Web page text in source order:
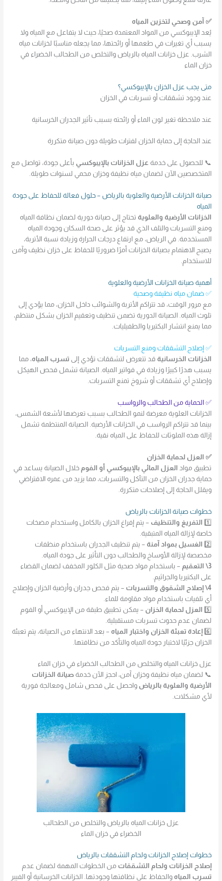
✅ آمن وصحي لتخزين المياه
يُعد الإيبوكسي من المواد المعتمدة صحيًا، حيث لا يتفاعل مع المياه ولا
يسبب أي تغيرات في طعمها أو رائحتها، مما يجعله مناسبًا لخزانات مياه
الشرب. عزل خزانات المياه بالرياض والتخلص من الطحالب الخضراء في
خزان الماء
متى يجب عزل الخزان بالإيبوكسي؟
عند وجود تشققات أو تسربات في الخزان
عند ملاحظة تغير لون الماء أو رائحته بسبب تأثير الجدران الخرسانية
عند الحاجة إلى حماية الخزان لفترات طويلة دون صيانة متكررة
📞 للحصول على خدمة عزل الخزانات بالإيبوكسي بأعلى جودة، تواصل مع
المتخصصين الآن لضمان مياه نظيفة وخزان محمي لسنوات طويلة.
صيانة الخزانات الأرضية والعلوية بالرياض – حلول فعالة للحفاظ على جودة
المياه
الخزانات الأرضية والعلوية تحتاج إلى صيانة دورية لضمان نظافة المياه
ومنع التسربات والتلف الذي قد يؤثر على صحة السكان وجودة المياه
المستخدمة. في الرياض، مع ارتفاع درجات الحرارة وزيادة نسبة الأتربة،
يصبح الاهتمام بصيانة الخزانات أمرًا ضروريًا للحفاظ على خزان نظيف وآمن
للاستخدام.
أهمية صيانة الخزانات الأرضية والعلوية
✅ ضمان مياه نظيفة وصحية
مع مرور الوقت، قد تتراكم الأتربة والشوائب داخل الخزان، مما يؤدي إلى
تلوث المياه. الصيانة الدورية تضمن تنظيف وتعقيم الخزان بشكل منتظم،
مما يمنع انتشار البكتيريا والطفيليات.
✅ إصلاح التشققات ومنع التسربات
الخزانات الخرسانية قد تتعرض لتشققات تؤدي إلى تسرب المياه، مما
يسبب هدرًا كبيرًا وزيادة في فواتير المياه. الصيانة تشمل فحص الهيكل
وإصلاح أي تشققات أو شروخ تمنع التسربات.
✅ الحماية من الطحالب والرواسب
الخزانات العلوية معرضة لنمو الطحالب بسبب تعرضها لأشعة الشمس،
بينما قد تتراكم الرواسب في الخزانات الأرضية. الصيانة المنتظمة تشمل
إزالة هذه الملوثات للحفاظ على المياه نقية.
✅ العزل لحماية الخزان
تطبيق مواد العزل المائي بالإيبوكسي أو الفوم خلال الصيانة يساعد في
حماية جدران الخزان من التآكل والتسربات، مما يزيد من عمره الافتراضي
ويقلل الحاجة إلى إصلاحات متكررة.
خطوات صيانة الخزانات بالرياض
1️⃣ التفريغ والتنظيف – يتم إفراغ الخزان بالكامل واستخدام مضخات
خاصة لإزالة المياه المتبقية.
2️⃣ الغسيل بمواد آمنة – يتم تنظيف الجدران باستخدام منظفات
مخصصة لإزالة الأوساخ والطحالب دون التأثير على جودة المياه.
3\ التعقيم
– باستخدام مواد صحية مثل الكلور المخفف لضمان القضاء
على البكتيريا والجراثيم.
4\ إصلاح الشقوق والتسربات
– يتم فحص جدران وأرضية الخزان وإصلاح
أي تلفيات باستخدام مواد مقاومة للماء.
5️⃣ العزل لحماية الخزان – يمكن تطبيق طبقة من الإيبوكسي أو الفوم
لضمان عدم حدوث تسربات مستقبلية.
6️⃣ إعادة تعبئة الخزان واختبار المياه – بعد الانتهاء من الصيانة، يتم تعبئة
الخزان جزئيًا لاختبار جودة المياه والتأكد من نظافتها.
عزل خزانات المياه والتخلص من الطحالب الخضراء في خزان الماء
📞 لضمان مياه نظيفة وخزان آمن، احجز الآن خدمة صيانة الخزانات
الأرضية والعلوية بالرياض واحصل على فحص شامل ومعالجة فورية
لأي مشكلات.
عزل خزانات المياه بالرياض والتخلص من الطحالب
الخضراء في خزان الماء
خطوات إصلاح الخزانات ولحام التشققات بالرياض
إصلاح الخزانات ولحام التشققات من الخطوات المهمة لضمان عدم
تسرب المياه والحفاظ على نظافتها وجودتها. الخزانات الخرسانية أو الفيبر